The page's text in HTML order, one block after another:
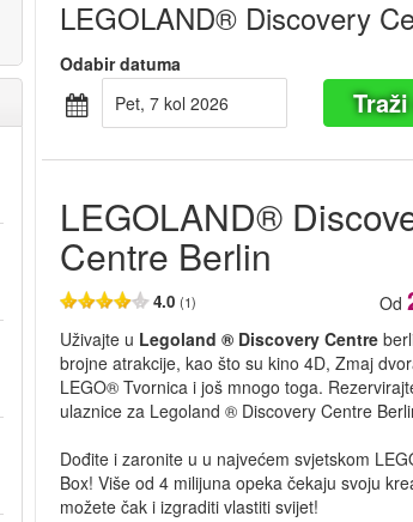
LEGOLAND® Discovery
Odabir datuma
pet, 7 kol 2026
LEGOLAND®
Centre Berlin
4.0(1) Od
Uživajte u Legoland ® Discovery Centre
brojne atrakcije, kao što su kino 4D, Zmaj
LEGO® Tvornica i još mnogo toga.
ulaznice za Legoland ® Discovery Centre
Dođite i zaronite u u najvećem svjetskom
Box! Više od 4 milijuna opeka čekaju svoju
možete čak i izgraditi vlastiti svijet!